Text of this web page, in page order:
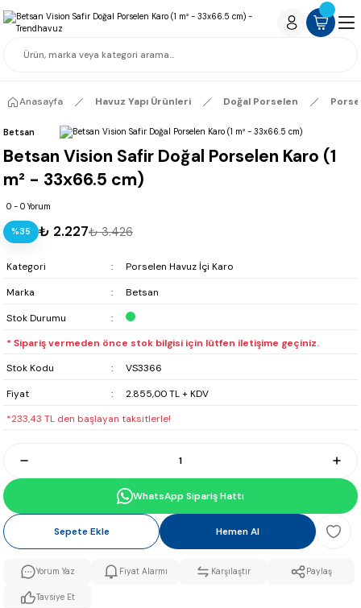
Anasayfa Havuz Yapı Ürünleri Doğal Porselen
Betsan
Betsan Vision Safir Doğal Porselen Karo (1
m² - 33x66.5 cm)
0 - 0 Yorum
%35 ₺ 2.227₺ 3.426
Kategori
Porselen Havuz İçi Karo
Marka
Betsan
Stok Durumu
* Sipariş vermeden önce stok bilgisi için lütfen iletişime geçiniz.
Stok Kodu
VS3366
Fiyat
2.855,00 TL + KDV
*233,43 TL den başlayan taksitlerle!
WhatsApp Sipariş Hattı
Sepete Ekle Hemen Al
Yorum Yaz Fiyat Alarmı Karşılaştır Paylaş
Tavsiye Et